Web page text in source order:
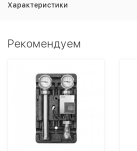
Характеристики
Рекомендуем